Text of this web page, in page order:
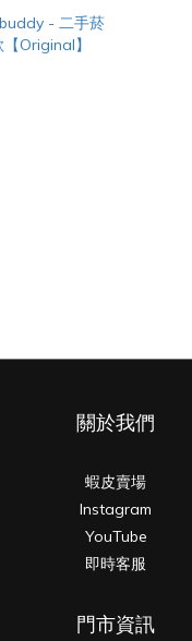
關於我們
蝦皮賣場
Instagram
YouTube
即時客服
門市資訊